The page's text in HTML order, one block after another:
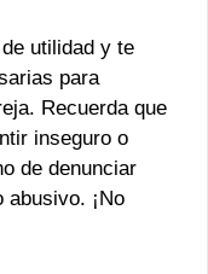
utilidad y te
para
Recuerda que
inseguro o
de denunciar
abusivo. ¡No